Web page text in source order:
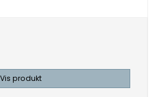
Vis produkt